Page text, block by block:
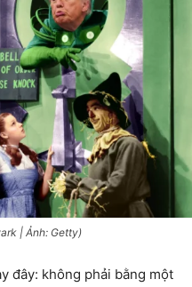
| Ảnh: Getty)
đây: không phải bằng một